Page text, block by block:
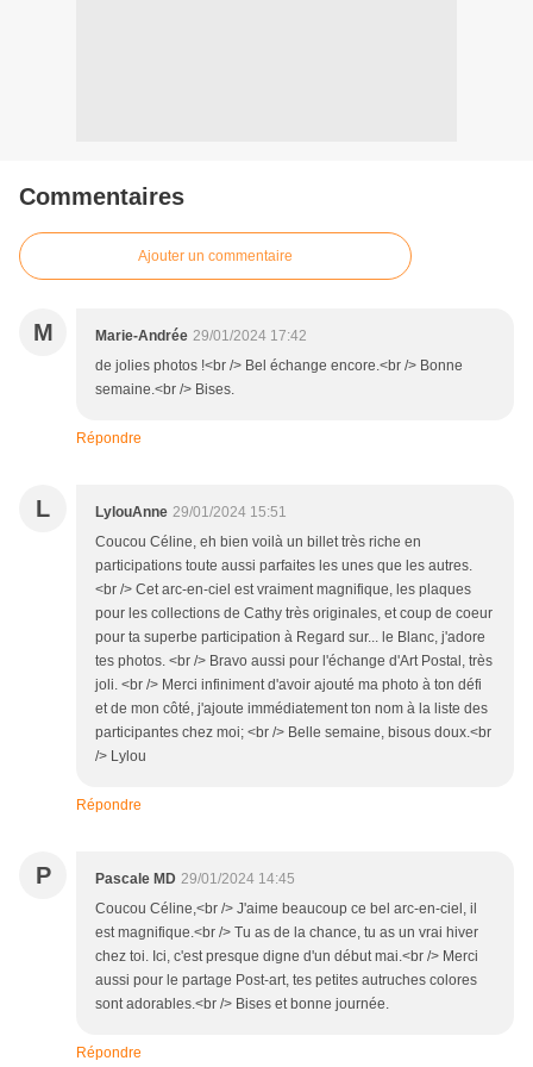
Commentaires
Ajouter un commentaire
M Marie-Andrée 29/01/2024 17:42
de jolies photos !<br /> Bel échange encore.<br /> Bonne
semaine.<br /> Bises.
Répondre
L LylouAnne 29/01/2024 15:51
Coucou Céline, eh bien voilà un billet très riche en
participations toute aussi parfaites les unes que les autres.
<br /> Cet arc-en-ciel est vraiment magnifique, les plaques
pour les collections de Cathy très originales, et coup de coeur
pour ta superbe participation à Regard sur... le Blanc, j'adore
tes photos. <br /> Bravo aussi pour l'échange d'Art Postal, très
joli. <br /> Merci infiniment d'avoir ajouté ma photo à ton défi
et de mon côté, j'ajoute immédiatement ton nom à la liste des
participantes chez moi; <br /> Belle semaine, bisous doux.<br
/> Lylou
Répondre
P Pascale MD 29/01/2024 14:45
Coucou Céline,<br /> J'aime beaucoup ce bel arc-en-ciel, il
est magnifique.<br /> Tu as de la chance, tu as un vrai hiver
chez toi. Ici, c'est presque digne d'un début mai.<br /> Merci
aussi pour le partage Post-art, tes petites autruches colores
sont adorables.<br /> Bises et bonne journée.
Répondre